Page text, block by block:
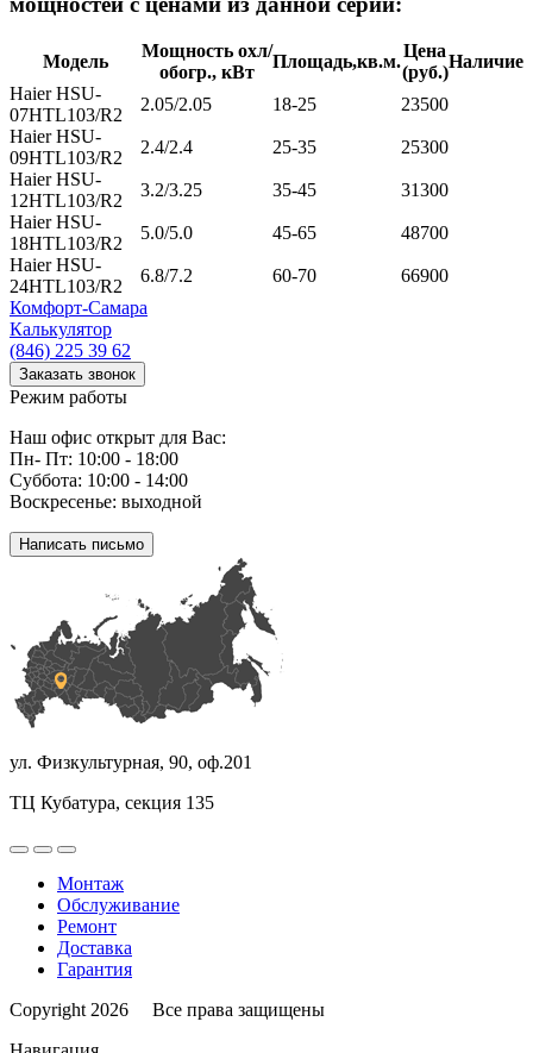
Модель
Мощность охл/
обогр., кВт
Площадь,кв.м.
Цена
(руб.)
Наличие
Haier HSU-
07HTL103/R2
2.05/2.05 18-25
23500
Haier HSU-
09HTL103/R2
2.4/2.4 25-35
25300
Haier HSU-
12HTL103/R2
3.2/3.25 35-45
31300
Haier HSU-
18HTL103/R2
5.0/5.0 45-65
48700
Haier HSU-
24HTL103/R2
6.8/7.2 60-70
66900
Комфорт-Самара
Калькулятор
(846) 225 39 62
Заказать звонок
Режим работы
Наш офис открыт для Вас:
Пн- Пт: 10:00 - 18:00
Суббота: 10:00 - 14:00
Воскресенье: выходной
Написать письмо
ул. Физкультурная, 90, оф.201
ТЦ Кубатура, секция 135
Монтаж
Обслуживание
Ремонт
Доставка
Гарантия
Copyright 2026 Все права защищены